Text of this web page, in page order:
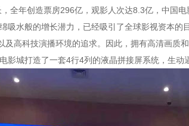
全年创造票房296亿，观影人次达8.3亿，中国
吸水般的增长潜力，已经吸引了全球影视资本
高科技演播环境的追求。因此，拥有高清画质
影城打造了一套4行4列的液晶拼接屏系统，生动